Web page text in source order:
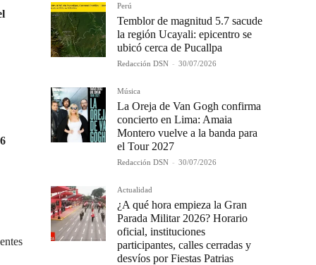
Perú
Temblor de magnitud 5.7 sacude
la región Ucayali: epicentro se
ubicó cerca de Pucallpa
Redacción DSN - 30/07/2026
Música
La Oreja de Van Gogh confirma
concierto en Lima: Amaia
Montero vuelve a la banda para
el Tour 2027
Redacción DSN - 30/07/2026
Actualidad
¿A qué hora empieza la Gran
Parada Militar 2026? Horario
oficial, instituciones
participantes, calles cerradas y
desvíos por Fiestas Patrias